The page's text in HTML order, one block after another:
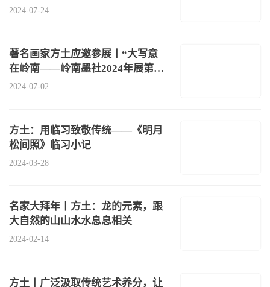
性
2024-07-24
著名画家方土应邀参展丨“大写意
在岭南——岭南墨社2024年展第一
回”在
2024-07-02
方土：用临习致敬传统——《明月
松间照》临习小记
2024-03-28
名家大拜年丨方土：龙的元素，跟
大自然的山山水水息息相关
2024-02-14
方土丨广泛汲取传统艺术养分，让